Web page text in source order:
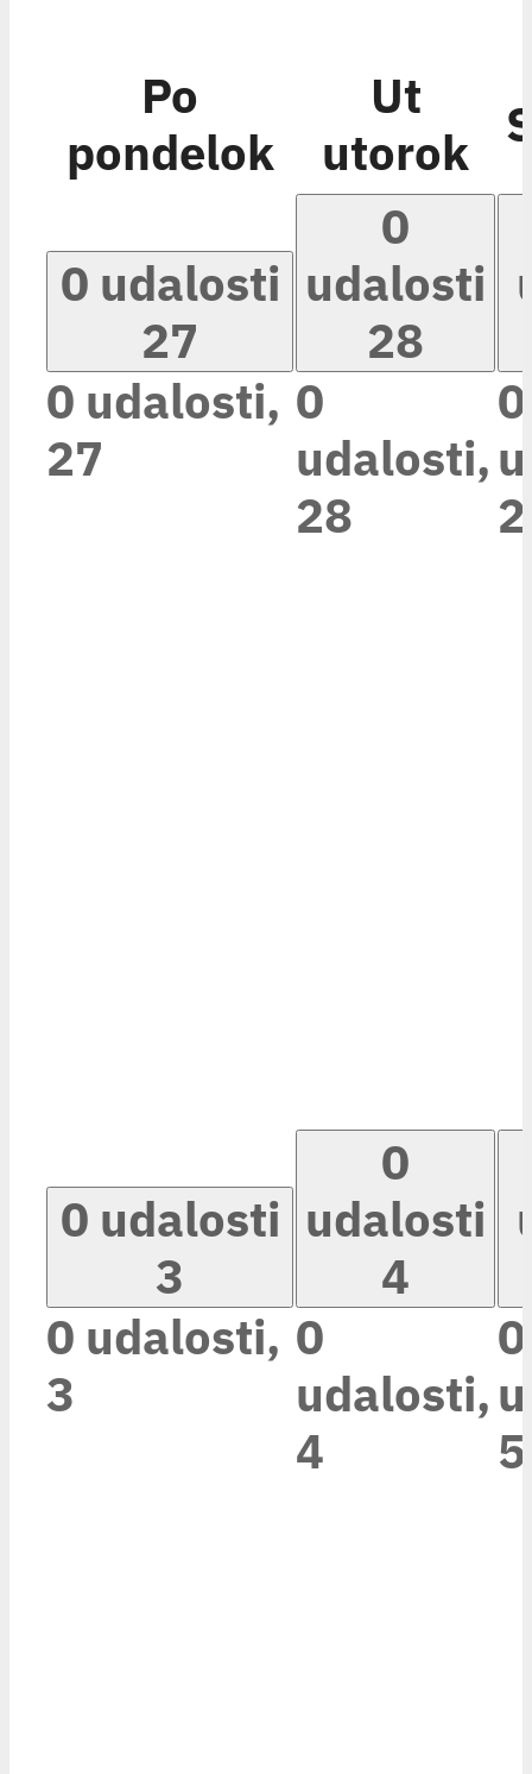
Po
pondelok
Ut
utorok
0 udalosti
27
0 udalosti,
27
0
udalosti
28
0
udalosti,
28
0
0 udalosti
3
0 udalosti,
3
0
udalosti
4
0
udalosti,
4
0
5